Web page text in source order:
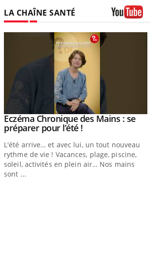
LA CHAÎNE SANTÉ
Youtube
Eczéma Chronique des Mains : se
préparer pour l’été !Youtube
L'été arrive… et avec lui, un tout nouveau
rythme de vie ! Vacances, plage, piscine,
soleil, activités en plein air… Nos mains
sont ...